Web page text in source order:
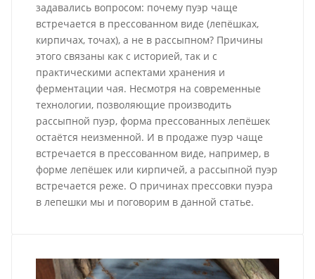
задавались вопросом: почему пуэр чаще
встречается в прессованном виде (лепёшках,
кирпичах, точах), а не в рассыпном? Причины
этого связаны как с историей, так и с
практическими аспектами хранения и
ферментации чая. Несмотря на современные
технологии, позволяющие производить
рассыпной пуэр, форма прессованных лепёшек
остаётся неизменной. И в продаже пуэр чаще
встречается в прессованном виде, например, в
форме лепёшек или кирпичей, а рассыпной пуэр
встречается реже. О причинах прессовки пуэра
в лепешки мы и поговорим в данной статье.